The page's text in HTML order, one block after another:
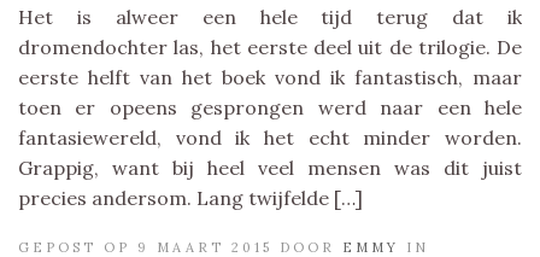
Het is alweer een hele tijd terug dat ik
dromendochter las, het eerste deel uit de trilogie. De
eerste helft van het boek vond ik fantastisch, maar
toen er opeens gesprongen werd naar een hele
fantasiewereld, vond ik het echt minder worden.
Grappig, want bij heel veel mensen was dit juist
precies andersom. Lang twijfelde […]
GEPOST OP 9 MAART 2015 DOOR EMMY
IN